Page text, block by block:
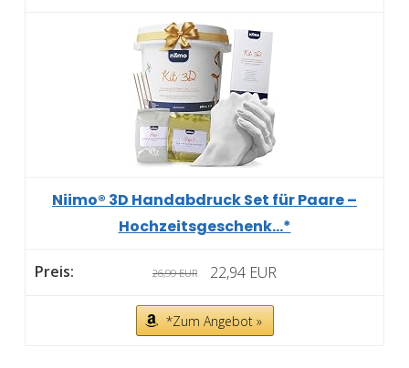
Niimo® 3D Handabdruck Set für Paare –
Hochzeitsgeschenk...*
26,99 EUR 22,94 EUR
*Zum Angebot »